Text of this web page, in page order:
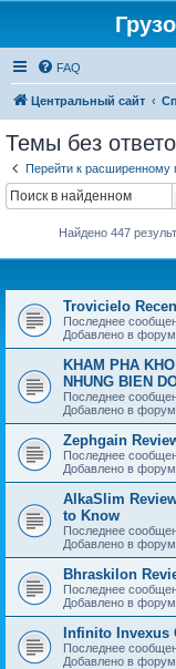
FAQ
Центральный сайт
Темы без
Перейти к расширенному
Найдено 447
Trovicielo
Последнее
Добавлено в
KHAM PHA
NHUNG BIEN
Последнее
Добавлено в
Zephgain
Последнее
Добавлено в
AlkaSlim
to Know
Последнее
Добавлено в
Bhraskilon
Последнее
Добавлено в
Infinito Invexus
Последнее
Добавлено в